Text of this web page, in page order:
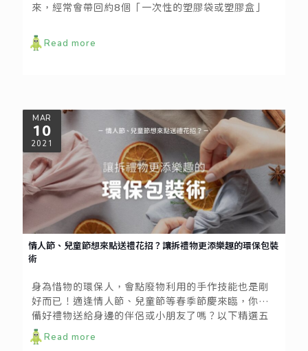
來，經常會帶回約8個「一次性的塑膠袋或塑膠盒」
Read more
MAR
10
2021
情人節、兒童節想來點送禮花招？讓拆禮物更添樂趣的環保包裝
術
身為惜物的環保人，會點廢物利用的手作技能也是剛
好而已！適逢情人節、兒童節等春季節慶來臨，你準
備好禮物送給身邊的伴侶或小朋友了嗎？以下精選五
種環保包裝靈感，習得技巧包準讓你的禮物更加獨一
無二！
Read more